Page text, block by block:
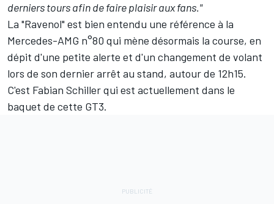
derniers tours afin de faire plaisir aux fans."
La "Ravenol" est bien entendu une référence à la
Mercedes-AMG n°80 qui mène désormais la course, en
dépit d'une petite alerte et d'un changement de volant
lors de son dernier arrêt au stand, autour de 12h15.
C'est Fabian Schiller qui est actuellement dans le
baquet de cette GT3.